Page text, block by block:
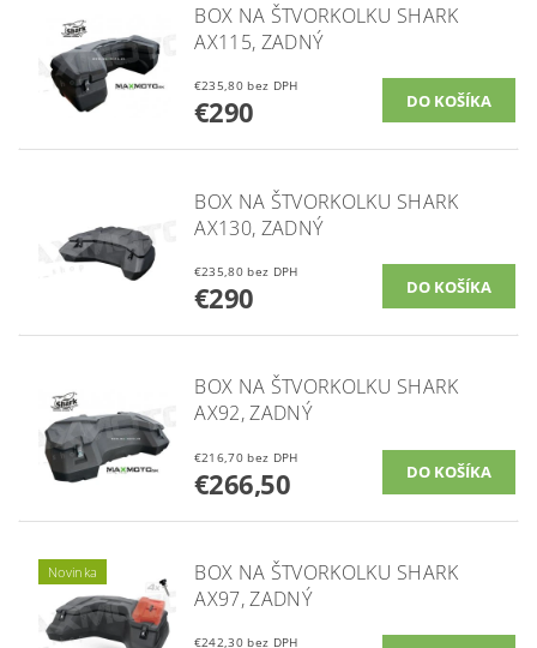
BOX NA ŠTVORKOLKU SHARK
AX115, ZADNÝ
€235,80 bez DPH
€290
BOX NA ŠTVORKOLKU SHARK
AX130, ZADNÝ
€235,80 bez DPH
€290
BOX NA ŠTVORKOLKU SHARK
AX92, ZADNÝ
€216,70 bez DPH
€266,50
Novinka
BOX NA ŠTVORKOLKU SHARK
AX97, ZADNÝ
€242,30 bez DPH